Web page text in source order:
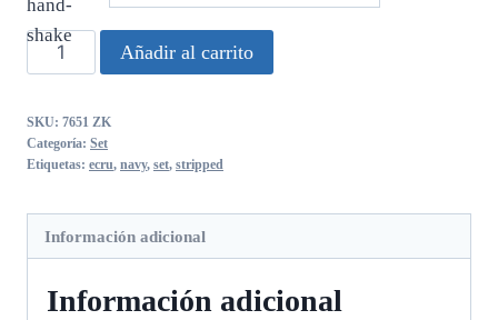
Set
stripped
con
navy
Añadir al carrito
SKU: 7651 ZK
Categoría: Set
Etiquetas: ecru, navy, set, stripped
Información adicional
Información adicional